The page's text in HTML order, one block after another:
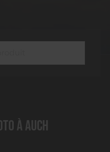
à Auch